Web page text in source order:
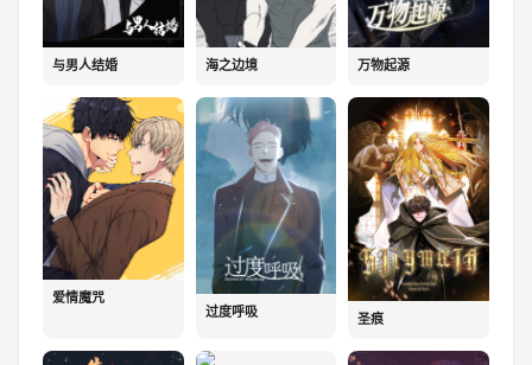
与男人结婚 海之边境 万物起源
爱情魔咒
过度呼吸
圣痕